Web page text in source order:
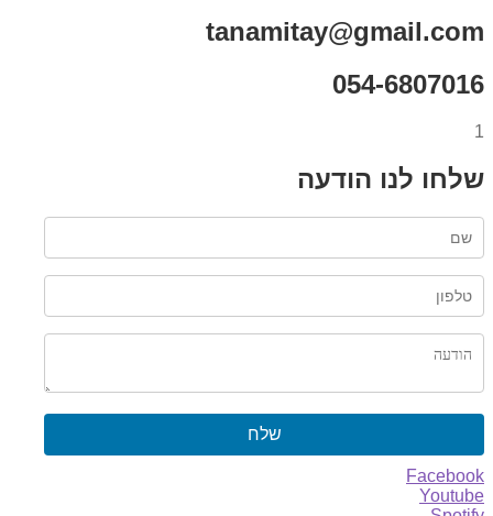
tanamitay@gmail.com
054-6807016
1
שלחו לנו הודעה
שלח
Facebook
Youtube